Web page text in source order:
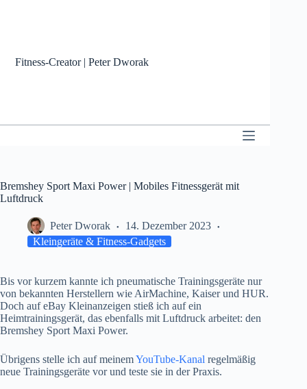
Fitness-Creator | Peter Dworak
Bremshey Sport Maxi Power | Mobiles Fitnessgerät mit
Luftdruck
Peter Dworak
14. Dezember 2023
Kleingeräte & Fitness-Gadgets
Bis vor kurzem kannte ich pneumatische Trainingsgeräte nur
von bekannten Herstellern wie AirMachine, Kaiser und HUR.
Doch auf eBay Kleinanzeigen stieß ich auf ein
Heimtrainingsgerät, das ebenfalls mit Luftdruck arbeitet: den
Bremshey Sport Maxi Power.
Übrigens stelle ich auf meinemYouTube-Kanal regelmäßig
neue Trainingsgeräte vor und teste sie in der Praxis.